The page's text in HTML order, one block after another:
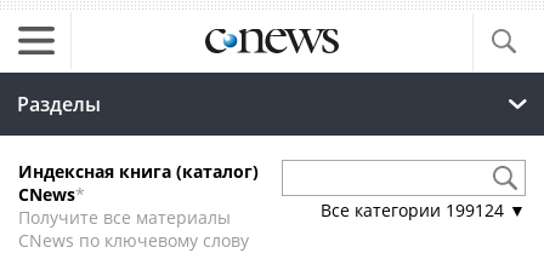
Разделы
Индексная книга (каталог)
CNews*
Получите все материалы
CNews по ключевому слову
Все категории 199124 ▼